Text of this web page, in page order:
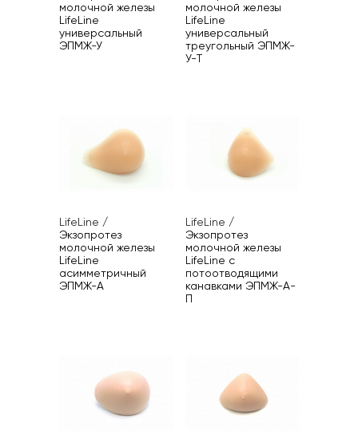
молочной железы
LifeLine
универсальный
ЭПМЖ-У
молочной железы
LifeLine
универсальный
треугольный ЭПМЖ-
У-T
LifeLine /
Экзопротез
молочной железы
LifeLine
асимметричный
ЭПМЖ-А
LifeLine /
Экзопротез
молочной железы
LifeLine с
потоотводящими
канавками ЭПМЖ-А-
П